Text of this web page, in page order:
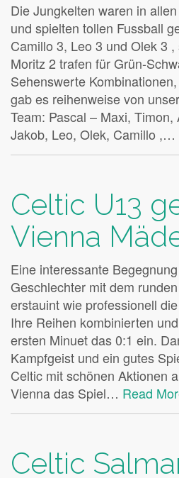
Die Jungkelten waren in
und spielten tollen Fussball
Camillo 3, Leo 3 und Olek 3
Moritz 2 trafen für Grün-
Sehenswerte
gab es reihenweise von
Team: Pascal – Maxi,
Jakob, Leo, Olek, Camillo ,…
Celtic U13
Vienna
Eine interessante
Geschlechter mit dem
erstauint wie professionell
Ihre Reihen kombinierten
ersten Minuet das 0:1 ein.
Kampfgeist und ein gutes
Celtic mit schönen Aktionen
Vienna das Spiel… Read
Celtic